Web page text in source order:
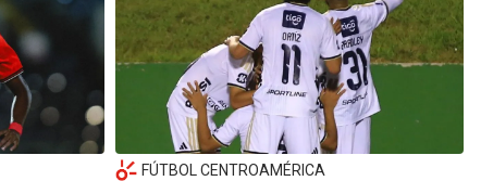
FÚTBOL CENTROAMÉRICA